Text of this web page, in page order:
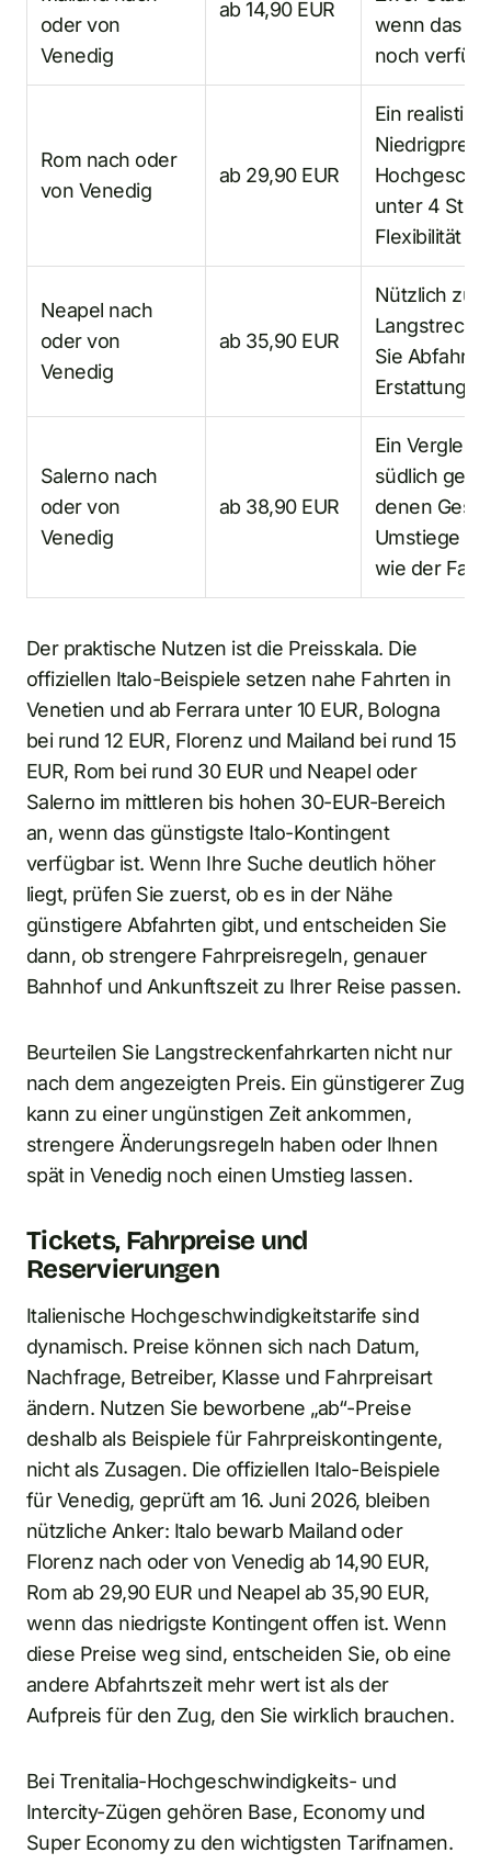
oder von
Venedig
ab 14,90 EUR
wenn das
noch
Rom nach oder
von Venedig
ab 29,90 EUR
Ein
unter 4
Flexibilität
Neapel nach
oder von
Venedig
ab 35,90 EUR
Nützlich zur
Sie
Salerno nach
oder von
Venedig
ab 38,90 EUR
Ein
südlich
denen
Umstiege
wie der
Der praktische Nutzen ist die Preisskala. Die
offiziellen Italo-Beispiele setzen nahe Fahrten in
Venetien und ab Ferrara unter 10 EUR, Bologna
bei rund 12 EUR, Florenz und Mailand bei rund 15
EUR, Rom bei rund 30 EUR und Neapel oder
Salerno im mittleren bis hohen 30-EUR-Bereich
an, wenn das günstigste Italo-Kontingent
verfügbar ist. Wenn Ihre Suche deutlich höher
liegt, prüfen Sie zuerst, ob es in der Nähe
günstigere Abfahrten gibt, und entscheiden Sie
dann, ob strengere Fahrpreisregeln, genauer
Bahnhof und Ankunftszeit zu Ihrer Reise passen.
Beurteilen Sie Langstreckenfahrkarten nicht nur
nach dem angezeigten Preis. Ein günstigerer Zug
kann zu einer ungünstigen Zeit ankommen,
strengere Änderungsregeln haben oder Ihnen
spät in Venedig noch einen Umstieg lassen.
Tickets, Fahrpreise und
Reservierungen
Italienische Hochgeschwindigkeitstarife sind
dynamisch. Preise können sich nach Datum,
Nachfrage, Betreiber, Klasse und Fahrpreisart
ändern. Nutzen Sie beworbene „ab“-Preise
deshalb als Beispiele für Fahrpreiskontingente,
nicht als Zusagen. Die offiziellen Italo-Beispiele
für Venedig, geprüft am 16. Juni 2026, bleiben
nützliche Anker: Italo bewarb Mailand oder
Florenz nach oder von Venedig ab 14,90 EUR,
Rom ab 29,90 EUR und Neapel ab 35,90 EUR,
wenn das niedrigste Kontingent offen ist. Wenn
diese Preise weg sind, entscheiden Sie, ob eine
andere Abfahrtszeit mehr wert ist als der
Aufpreis für den Zug, den Sie wirklich brauchen.
Bei Trenitalia-Hochgeschwindigkeits- und
Intercity-Zügen gehören Base, Economy und
Super Economy zu den wichtigsten Tarifnamen.